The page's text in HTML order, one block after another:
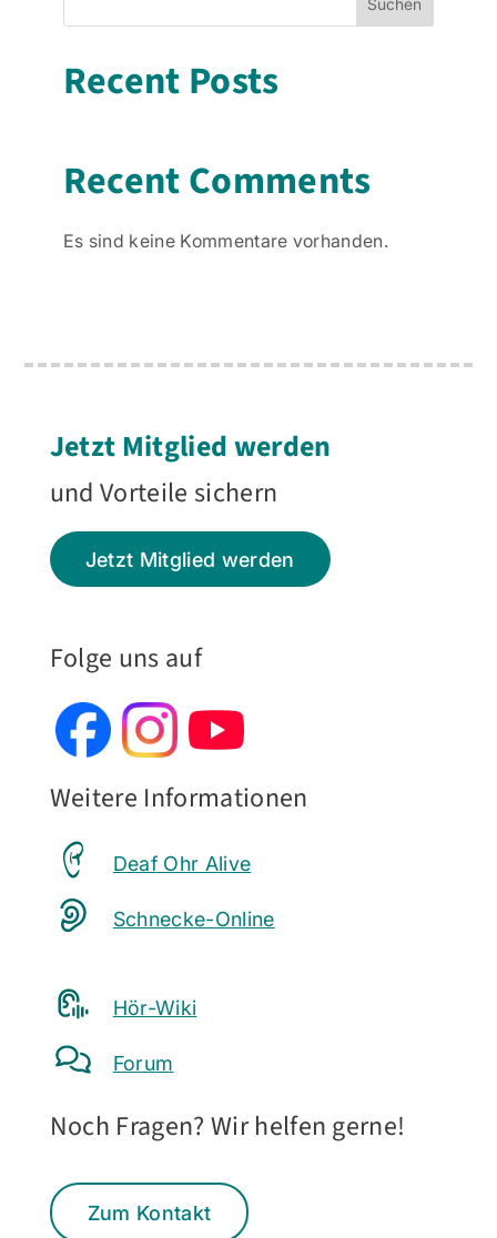
Suchen
Recent Posts
Recent Comments
Es sind keine Kommentare vorhanden.
Jetzt Mitglied werden
und Vorteile sichern
Jetzt Mitglied werden
Folge uns auf
Weitere Informationen
Deaf Ohr Alive
Schnecke-Online
Hör-Wiki
Forum
Noch Fragen? Wir helfen gerne!
Zum Kontakt